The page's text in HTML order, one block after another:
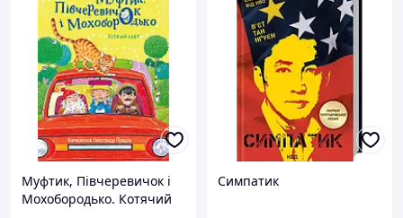
Муфтик, Півчеревичок і
Мохобородько. Котячий
Симпатик